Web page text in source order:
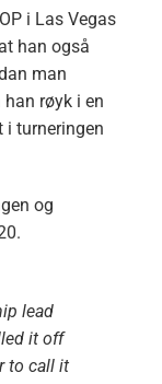
i Las Vegas
han også
man
røyk i en
i turneringen
og
lead
it off
to call it